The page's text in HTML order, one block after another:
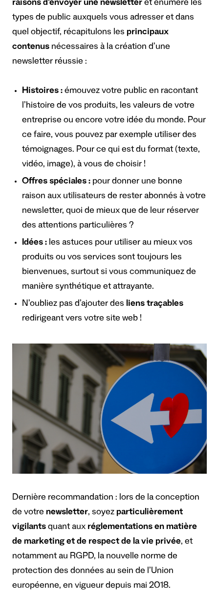
raisons d’envoyer une newsletter et énuméré les
types de public auxquels vous adresser et dans
quel objectif, récapitulons les principaux
contenus nécessaires à la création d’une
newsletter réussie :
Histoires : émouvez votre public en racontant
l’histoire de vos produits, les valeurs de votre
entreprise ou encore votre idée du monde. Pour
ce faire, vous pouvez par exemple utiliser des
témoignages. Pour ce qui est du format (texte,
vidéo, image), à vous de choisir !
Offres spéciales : pour donner une bonne
raison aux utilisateurs de rester abonnés à votre
newsletter, quoi de mieux que de leur réserver
des attentions particulières ?
Idées : les astuces pour utiliser au mieux vos
produits ou vos services sont toujours les
bienvenues, surtout si vous communiquez de
manière synthétique et attrayante.
N’oubliez pas d’ajouter des liens traçables
redirigeant vers votre site web !
Dernière recommandation : lors de la conception
de votre newsletter, soyez particulièrement
vigilants quant aux réglementations en matière
de marketing et de respect de la vie privée, et
notamment au RGPD, la nouvelle norme de
protection des données au sein de l’Union
européenne, en vigueur depuis mai 2018.